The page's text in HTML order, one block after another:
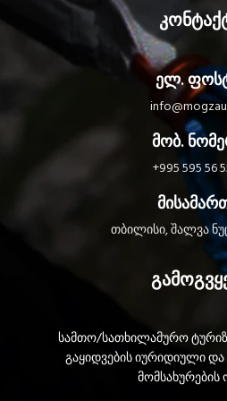
Secure technology
SBS braid system
Favorite diameter
ელ.
მობ.
+995 595 56
თბილისი, შალვა
სამთო/სათხილამურო
გაყიდვების იურიდიული